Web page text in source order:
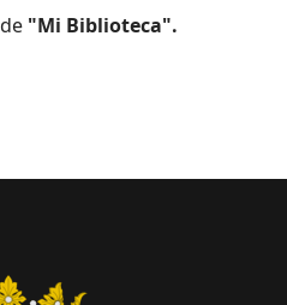
"Mi Biblioteca".